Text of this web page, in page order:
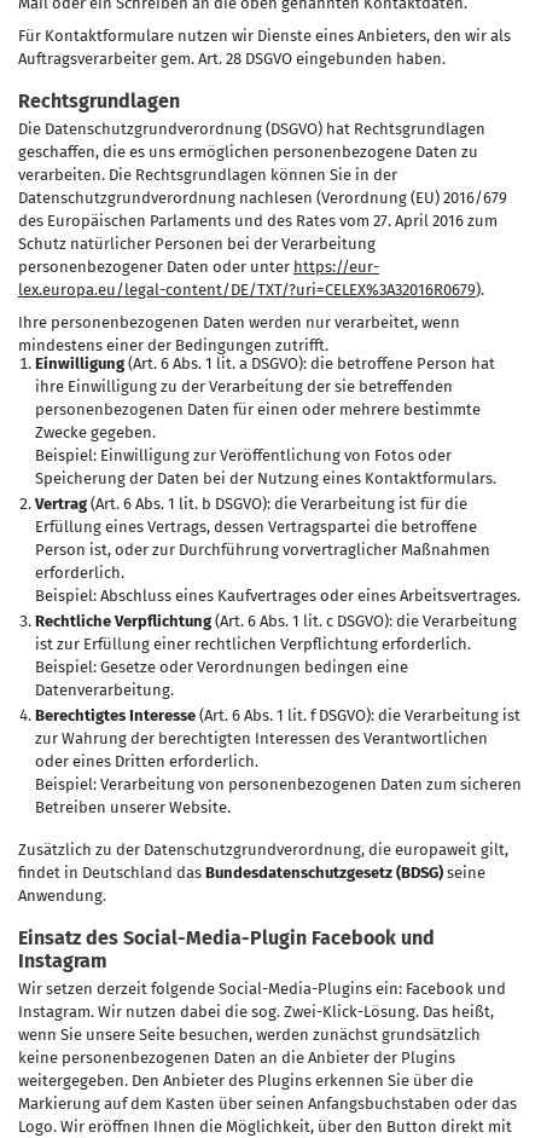
Für Kontaktformulare nutzen wir Dienste eines Anbieters, den wir als
Auftragsverarbeiter gem. Art. 28 DSGVO eingebunden haben.
Rechtsgrundlagen
Die Datenschutzgrundverordnung (DSGVO) hat Rechtsgrundlagen
geschaffen, die es uns ermöglichen personenbezogene Daten zu
verarbeiten. Die Rechtsgrundlagen können Sie in der
Datenschutzgrundverordnung nachlesen (Verordnung (EU) 2016/679
des Europäischen Parlaments und des Rates vom 27. April 2016 zum
Schutz natürlicher Personen bei der Verarbeitung
personenbezogener Daten oder unter https://eur-
lex.europa.eu/legal-content/DE/TXT/?uri=CELEX%3A32016R0679).
Ihre personenbezogenen Daten werden nur verarbeitet, wenn
mindestens einer der Bedingungen zutrifft.
Einwilligung (Art. 6 Abs. 1 lit. a DSGVO): die betroffene Person hat
ihre Einwilligung zu der Verarbeitung der sie betreffenden
personenbezogenen Daten für einen oder mehrere bestimmte
Zwecke gegeben.
Beispiel: Einwilligung zur Veröffentlichung von Fotos oder
Speicherung der Daten bei der Nutzung eines Kontaktformulars.
Vertrag (Art. 6 Abs. 1 lit. b DSGVO): die Verarbeitung ist für die
Erfüllung eines Vertrags, dessen Vertragspartei die betroffene
Person ist, oder zur Durchführung vorvertraglicher Maßnahmen
erforderlich.
Beispiel: Abschluss eines Kaufvertrages oder eines Arbeitsvertrages.
Rechtliche Verpflichtung (Art. 6 Abs. 1 lit. c DSGVO): die Verarbeitung
ist zur Erfüllung einer rechtlichen Verpflichtung erforderlich.
Beispiel: Gesetze oder Verordnungen bedingen eine
Datenverarbeitung.
Berechtigtes Interesse (Art. 6 Abs. 1 lit. f DSGVO): die Verarbeitung ist
zur Wahrung der berechtigten Interessen des Verantwortlichen
oder eines Dritten erforderlich.
Beispiel: Verarbeitung von personenbezogenen Daten zum sicheren
Betreiben unserer Website.
Zusätzlich zu der Datenschutzgrundverordnung, die europaweit gilt,
findet in Deutschland das Bundesdatenschutzgesetz (BDSG) seine
Anwendung.
Einsatz des Social-Media-Plugin Facebook und
Instagram
Wir setzen derzeit folgende Social-Media-Plugins ein: Facebook und
Instagram. Wir nutzen dabei die sog. Zwei-Klick-Lösung. Das heißt,
wenn Sie unsere Seite besuchen, werden zunächst grundsätzlich
keine personenbezogenen Daten an die Anbieter der Plugins
weitergegeben. Den Anbieter des Plugins erkennen Sie über die
Markierung auf dem Kasten über seinen Anfangsbuchstaben oder das
Logo. Wir eröffnen Ihnen die Möglichkeit, über den Button direkt mit